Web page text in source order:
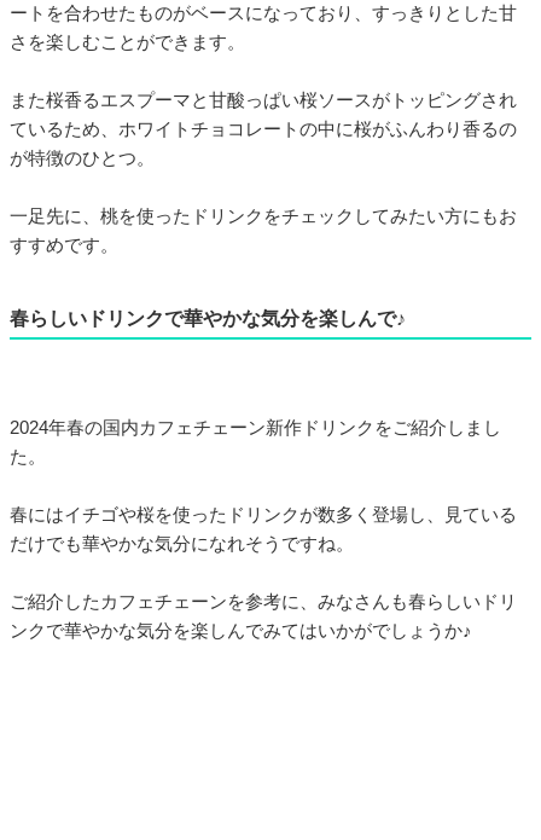
ートを合わせたものがベースになっており、すっきりとした甘
さを楽しむことができます。
また桜香るエスプーマと甘酸っぱい桜ソースがトッピングされ
ているため、ホワイトチョコレートの中に桜がふんわり香るの
が特徴のひとつ。
一足先に、桃を使ったドリンクをチェックしてみたい方にもお
すすめです。
春らしいドリンクで華やかな気分を楽しんで♪
2024年春の国内カフェチェーン新作ドリンクをご紹介しまし
た。
春にはイチゴや桜を使ったドリンクが数多く登場し、見ている
だけでも華やかな気分になれそうですね。
ご紹介したカフェチェーンを参考に、みなさんも春らしいドリ
ンクで華やかな気分を楽しんでみてはいかがでしょうか♪